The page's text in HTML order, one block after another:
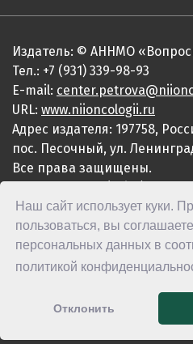
Наш сайт использует куки.
пользоваться, вы
персональных данных в
политикой
Отклонить
Издатель: © АННМО
Тел.: +7 (931) 339-98-93
E-mail:
URL: www.niioncologii.ru
Адрес издателя: 197758,
пос. Песочный, ул.
Все права защищены.
ISSN 2949-4915 (Online)